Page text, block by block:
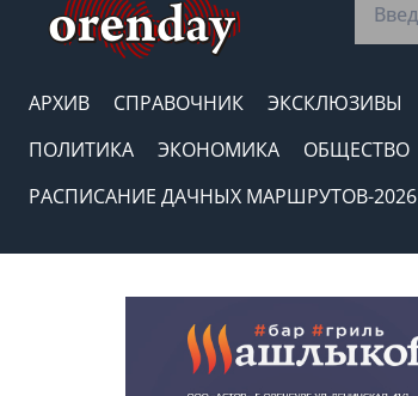
АРХИВ СПРАВОЧНИК ЭКСКЛЮЗИВЫ
ПОЛИТИКА
ЭКОНОМИКА ОБЩЕСТВО
РАСПИСАНИЕ ДАЧНЫХ МАРШРУТОВ-2026